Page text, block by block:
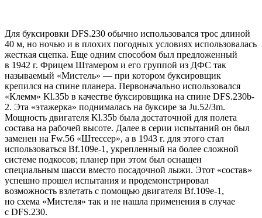
Для буксировки DFS.230 обычно использовался трос длиной
40 м, но ночью и в плохих погодных условиях использовалась
жесткая сцепка. Еще одним способом был предложенный
в 1942 г. Фрицем Штамером и его группой из ДФС так
называемый «Мистель» — при котором буксировщик
крепился на спине планера. Первоначально использовался
«Клемм» Kl.35b в качестве буксировщика на спине DFS.230b-
2. Эта «этажерка» поднималась на буксире за Ju.52/Зm.
Мощность двигателя Kl.35b была достаточной для полета
состава на рабочей высоте. Далее в серии испытаний он был
заменен на Fw.56 «Штессер», а в 1943 г. для этого стал
использоваться Вf.109e-1, укрепленный на более сложной
системе подкосов; планер при этом был оснащен
специальным шасси вместо посадочной лыжи. Этот «состав»
успешно прошел испытания и продемонстрировал
возможность взлетать с помощью двигателя Вf.109e-1,
но схема «Мистеля» так и не нашла применения в случае
с DFS.230.